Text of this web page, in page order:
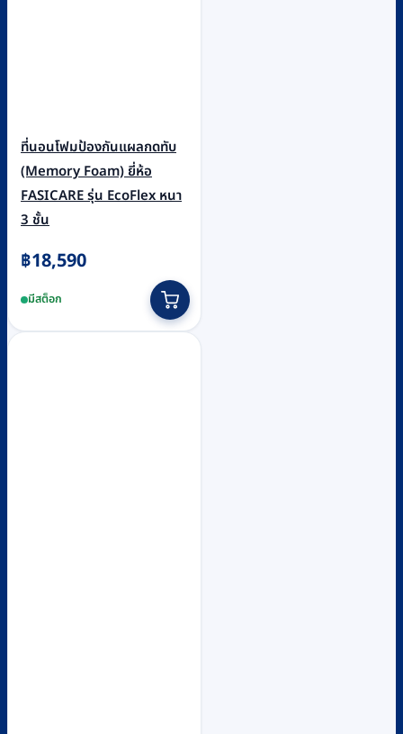
ที่นอนโฟมป้องกันแผลกดทับ
(Memory Foam) ยี่ห้อ
FASICARE รุ่น EcoFlex หนา
3 ชั้น
฿18,590
มีสต็อก